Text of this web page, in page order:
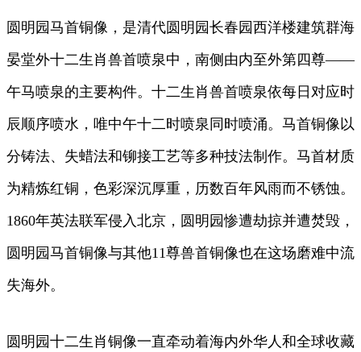
圆明园马首铜像，是清代圆明园长春园西洋楼建筑群海
晏堂外十二生肖兽首喷泉中，南侧由内至外第四尊——
午马喷泉的主要构件。十二生肖兽首喷泉依每日对应时
辰顺序喷水，唯中午十二时喷泉同时喷涌。马首铜像以
分铸法、失蜡法和铆接工艺等多种技法制作。马首材质
为精炼红铜，色彩深沉厚重，历数百年风雨而不锈蚀。
1860年英法联军侵入北京，圆明园惨遭劫掠并遭焚毁，
圆明园马首铜像与其他11尊兽首铜像也在这场磨难中流
失海外。
圆明园十二生肖铜像一直牵动着海内外华人和全球收藏